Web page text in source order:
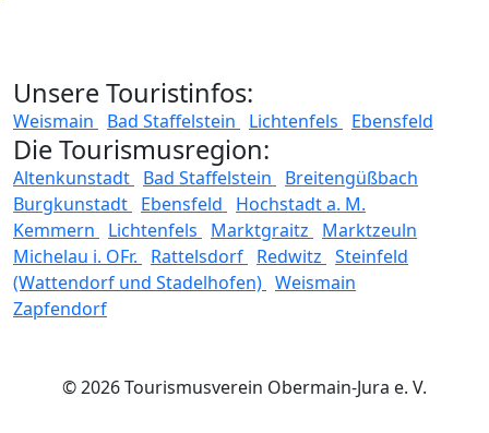
Unsere Touristinfos:
Weismain Bad Staffelstein Lichtenfels Ebensfeld
Die Tourismusregion:
Altenkunstadt Bad Staffelstein
Breitengüßbach
Burgkunstadt Ebensfeld
Hochstadt a. M.
Kemmern
Lichtenfels Marktgraitz
Marktzeuln
Michelau i. OFr.
Rattelsdorf Redwitz Steinfeld
(Wattendorf und Stadelhofen) Weismain
Zapfendorf
© 2026 Tourismusverein Obermain-Jura e. V.